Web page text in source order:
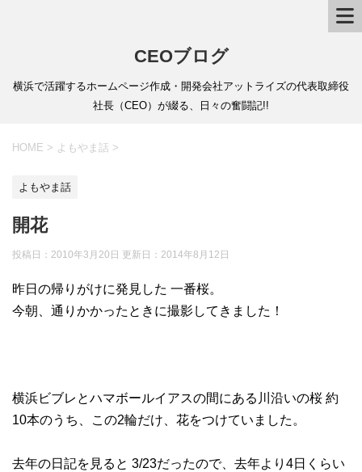
CEOブログ
横浜で活躍するホームページ作成・開発会社アットライズの代表取締役
社長（CEO）が綴る、日々の奮闘記!!
HOME > よもやま話 >
よもやま話
開花
投稿日：2010年3月20日 更新日： 2014年8月12日
昨日の帰りがけに発見した 一番桜。
今朝、通りかかったときに撮影してきました！
横浜ビブレとハマボールイアスの間にある川沿いの桜 約
10本のうち、この2輪だけ、花をつけていました。
去年の日記を見ると 3/23だったので、去年より4日くらい